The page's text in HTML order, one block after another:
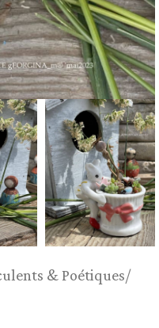
& Poétiques/